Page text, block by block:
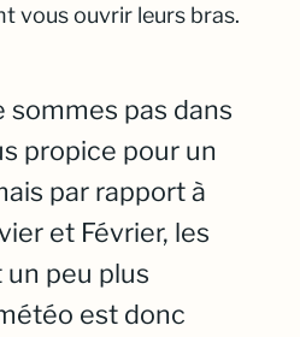
vous ouvrir leurs bras.
sommes pas dans
propice pour un
par rapport à
et Février, les
peu plus
est donc